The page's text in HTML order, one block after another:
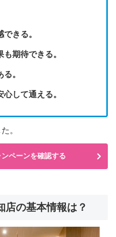
きる。
期待できる。
。
して通える。
。
ペーンを確認する
店の基本情報は？